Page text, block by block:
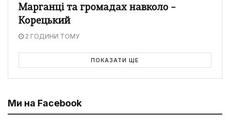
Марганці та громадах навколо –
Корецький
2 ГОДИНИ ТОМУ
ПОКАЗАТИ ЩЕ
Ми на Facebook